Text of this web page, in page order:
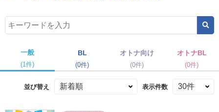
一般
(1件)
BL
(0件)
オトナ向け
(0件)
オトナBL
(0件)
並び替え 表示件数